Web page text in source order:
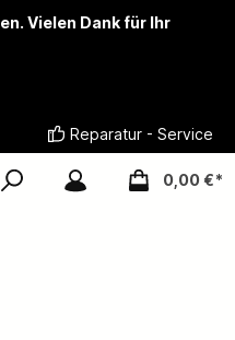
Vielen Dank für Ihr
Reparatur - Service
0,00 €*